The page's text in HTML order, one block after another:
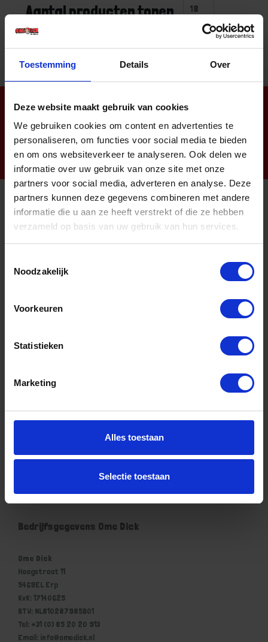
Toestemming Details Over
Deze website maakt gebruik van cookies
We gebruiken cookies om content en advertenties te
personaliseren, om functies voor social media te bieden
en om ons websiteverkeer te analyseren. Ook delen we
informatie over uw gebruik van onze site met onze
partners voor social media, adverteren en analyse. Deze
partners kunnen deze gegevens combineren met andere
informatie die u aan ze heeft verstrekt of die ze hebben
verzameld op basis van uw gebruik van hun services.
Noodzakelijk
Voorkeuren
Statistieken
Marketing
Alles toestaan
Selectie toestaan
Aantal producten tonen
Nieuwsbrief
Informatie
Klachtenregeling Ome Dick
Privacyverklaring Ome Dick
Klantenservice Ome Dick
Winkelwagen
Bedrijfsgegevens Ome Dick
Ome Dick
Hoogstraat 11
5469EL Erp
KvK: 17140625
BTW: NL810287985B01
Tel: +31 (0) 85 20 20 913
Email: info@omedick.nl